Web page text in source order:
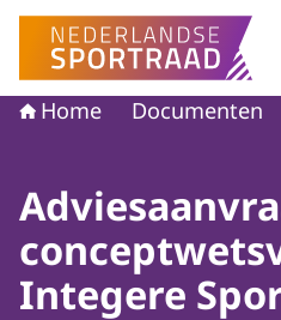
Naar de homepage van
Home Documenten
Integere